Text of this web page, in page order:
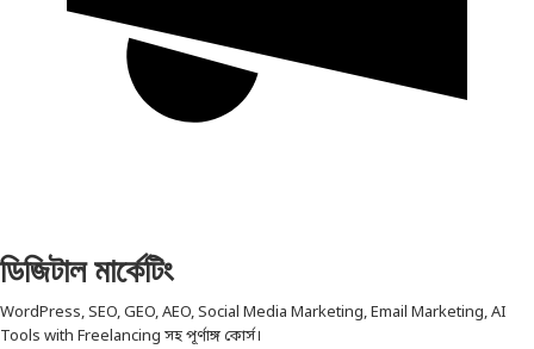
ডিজিটাল মার্কেটিং
WordPress, SEO, GEO, AEO, Social Media Marketing, Email Marketing, AI
Tools with Freelancing সহ পূর্ণাঙ্গ কোর্স।